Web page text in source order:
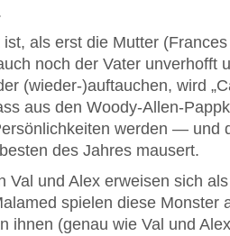
als erst die Mutter
noch der Vater unverhofft
(wieder-)auftauchen, wird
aus den Woody-Allen-
werden — und
des Jahres mausert.
Val und Alex erweisen sich
spielen diese Monster
ihnen (genau wie Val und